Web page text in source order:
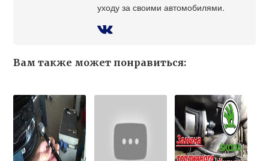
уходу за своими автомобилями.
Вам также может понравиться: